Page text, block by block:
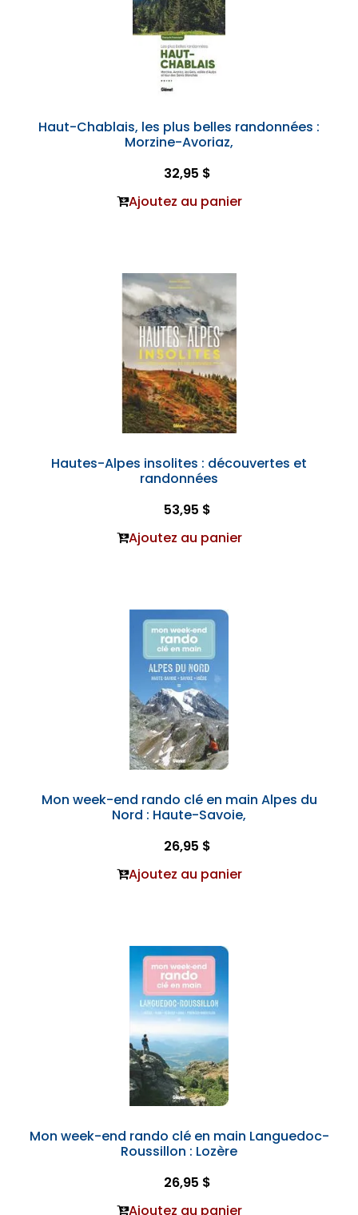
Haut-Chablais, les plus belles randonnées :
Morzine-Avoriaz,
32,95 $
Ajoutez au panier
Hautes-Alpes insolites : découvertes et
randonnées
53,95 $
Ajoutez au panier
Mon week-end rando clé en main Alpes du
Nord : Haute-Savoie,
26,95 $
Ajoutez au panier
Mon week-end rando clé en main Languedoc-
Roussillon : Lozère
26,95 $
Ajoutez au panier